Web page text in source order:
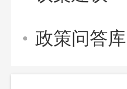
政策问答库